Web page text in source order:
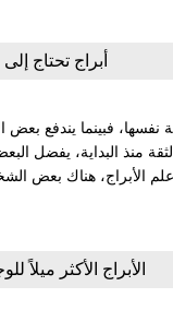
أبراج تحتاج
نفسها، فبينما يندفع
منذ البداية، يفضل
الأبراج، هناك بعض
الأبراج الأكثر ميلاً